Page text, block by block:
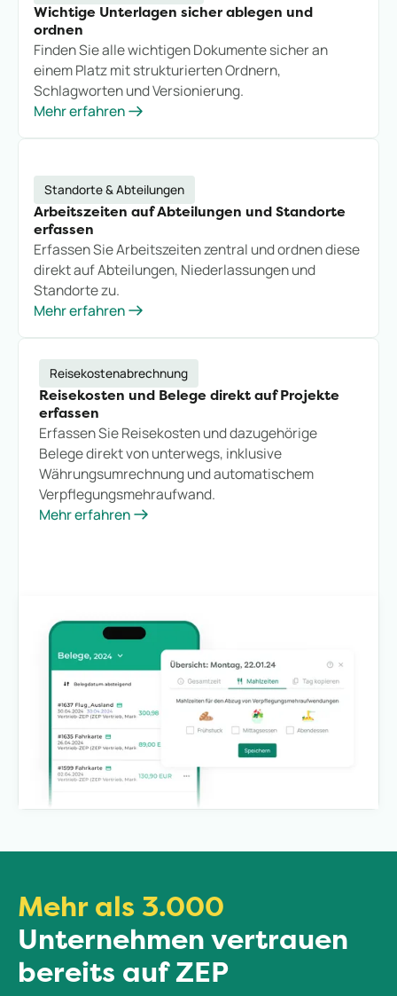
Wichtige Unterlagen sicher ablegen und
ordnen
Finden Sie alle wichtigen Dokumente sicher an
einem Platz mit strukturierten Ordnern,
Schlagworten und Versionierung.
Mehr erfahren
Standorte & Abteilungen
Arbeitszeiten auf Abteilungen und Standorte
erfassen
Erfassen Sie Arbeitszeiten zentral und ordnen diese
direkt auf Abteilungen, Niederlassungen und
Standorte zu.
Mehr erfahren
Reisekostenabrechnung
Reisekosten und Belege direkt auf Projekte
erfassen
Erfassen Sie Reisekosten und dazugehörige
Belege direkt von unterwegs, inklusive
Währungsumrechnung und automatischem
Verpflegungsmehraufwand.
Mehr erfahren
Mehr als 3.000
Unternehmen vertrauen
bereits auf ZEP